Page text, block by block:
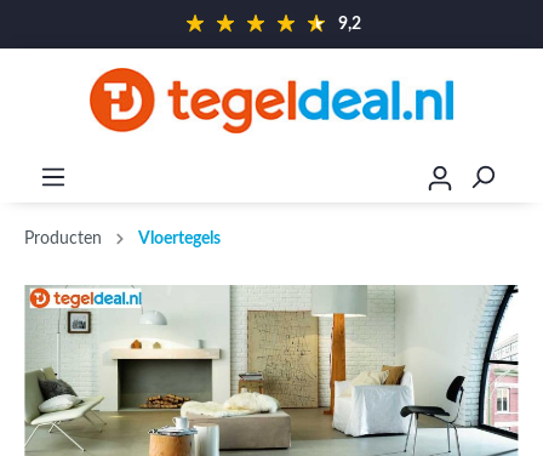
9,2
Producten Vloertegels